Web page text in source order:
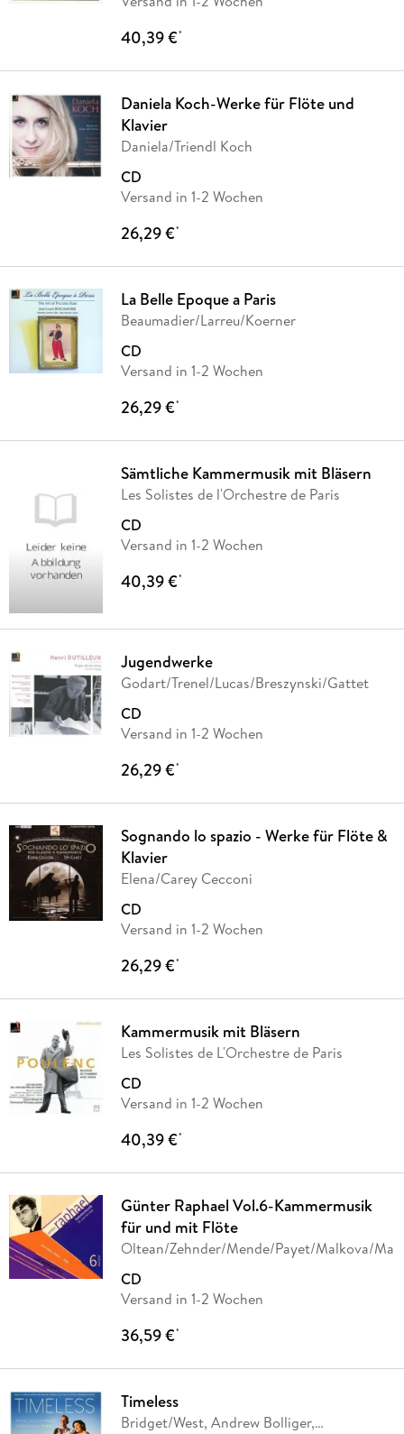
40,39 €*
Daniela Koch-Werke für Flöte und
Klavier
Daniela/Triendl Koch
CD
Versand in 1-2 Wochen
26,29 €*
La Belle Epoque a Paris
Beaumadier/Larreu/Koerner
CD
Versand in 1-2 Wochen
26,29 €*
Sämtliche Kammermusik mit Bläsern
Les Solistes de l'Orchestre de Paris
CD
Versand in 1-2 Wochen
40,39 €*
Jugendwerke
Godart/Trenel/Lucas/Breszynski/Gattet
CD
Versand in 1-2 Wochen
26,29 €*
Sognando lo spazio - Werke für Flöte &
Klavier
Elena/Carey Cecconi
CD
Versand in 1-2 Wochen
26,29 €*
Kammermusik mit Bläsern
Les Solistes de L'Orchestre de Paris
CD
Versand in 1-2 Wochen
40,39 €*
Günter Raphael Vol.6-Kammermusik
für und mit Flöte
Oltean/Zehnder/Mende/Payet/Malkova/
CD
Versand in 1-2 Wochen
36,59 €*
Timeless
Bridget/West, Andrew Bolliger,